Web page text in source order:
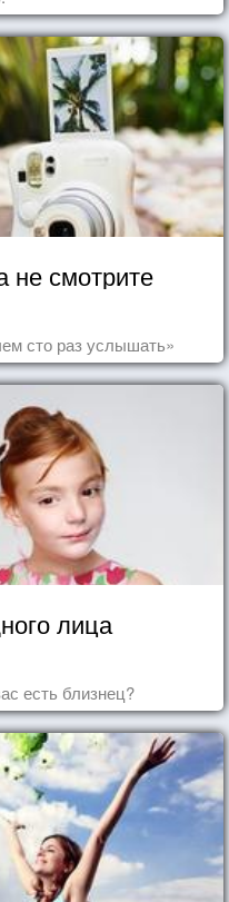
не смотрите
сто раз услышать»
лица
есть близнец?